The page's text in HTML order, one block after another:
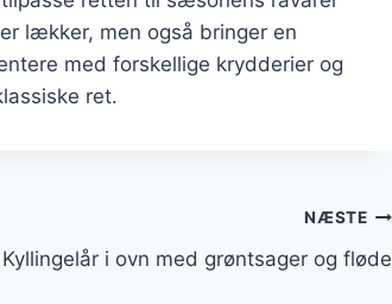
lækker, men også bringer en
med forskellige krydderier og
ret.
NÆSTE
Kyllingelår i ovn med grøntsager og fløde